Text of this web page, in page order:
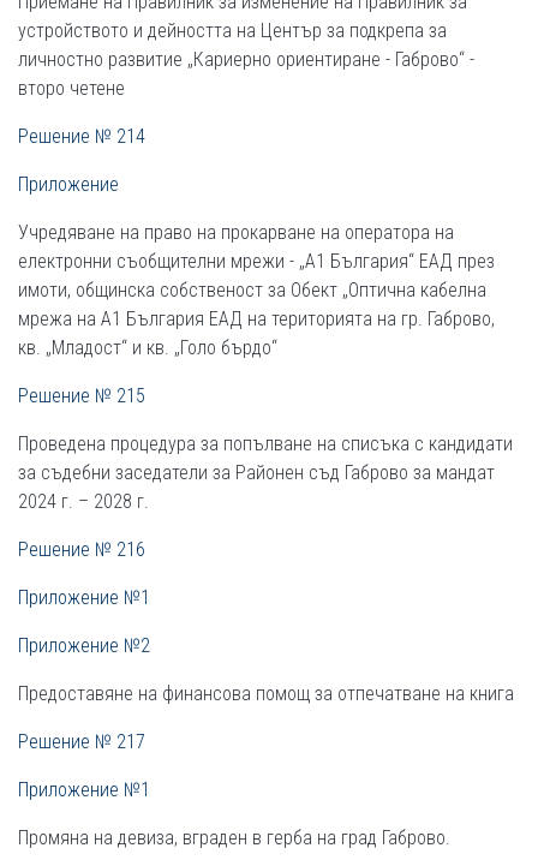
устройството и дейността на Център за подкрепа за
личностно развитие „Кариерно ориентиране - Габрово“ -
второ четене
Решение № 214
Приложение
Учредяване на право на прокарване на оператора на
електронни съобщителни мрежи - „А1 България“ ЕАД през
имоти, общинска собственост за Обект „Оптична кабелна
мрежа на А1 България ЕАД на територията на гр. Габрово,
кв. „Младост“ и кв. „Голо бърдо“
Решение № 215
Проведена процедура за попълване на списъка с кандидати
за съдебни заседатели за Районен съд Габрово за мандат
2024 г. – 2028 г.
Решение № 216
Приложение №1
Приложение №2
Предоставяне на финансова помощ за отпечатване на книга
Решение № 217
Приложение №1
Промяна на девиза, вграден в герба на град Габрово.